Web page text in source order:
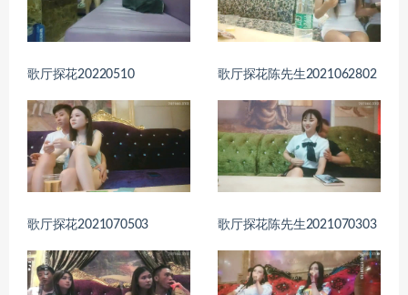
歌厅探花20220510 歌厅探花陈先生2021062802
歌厅探花2021070503 歌厅探花陈先生2021070303